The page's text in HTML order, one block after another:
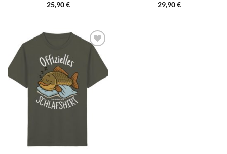
25,90€ 29,90€
Add to
wishlist